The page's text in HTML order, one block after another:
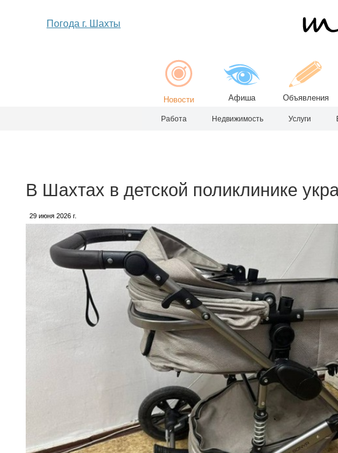
Погода г. Шахты
Новости Афиша Объявления
Работа Недвижимость Услуги
В Шахтах в детской поликлинике
29 июня 2026 г.